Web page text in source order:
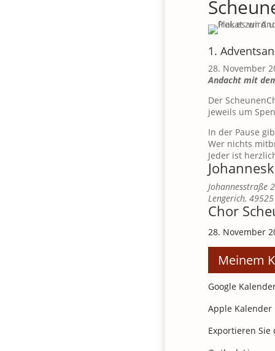
1.
28. November
Andacht mit
Der
jeweils um
In der Pause
Wer nichts
Jeder ist
Johannesstraße
Lengerich, 49525
Chor
28. November
Meinem
Google
Apple Kalender
Exportieren Sie